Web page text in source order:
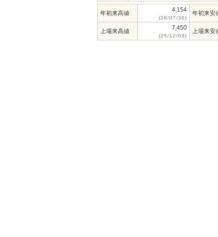
年初来高値 4,154
(26/07/30)
年初来安
上場来高値 7,450
(25/12/03)
上場来安